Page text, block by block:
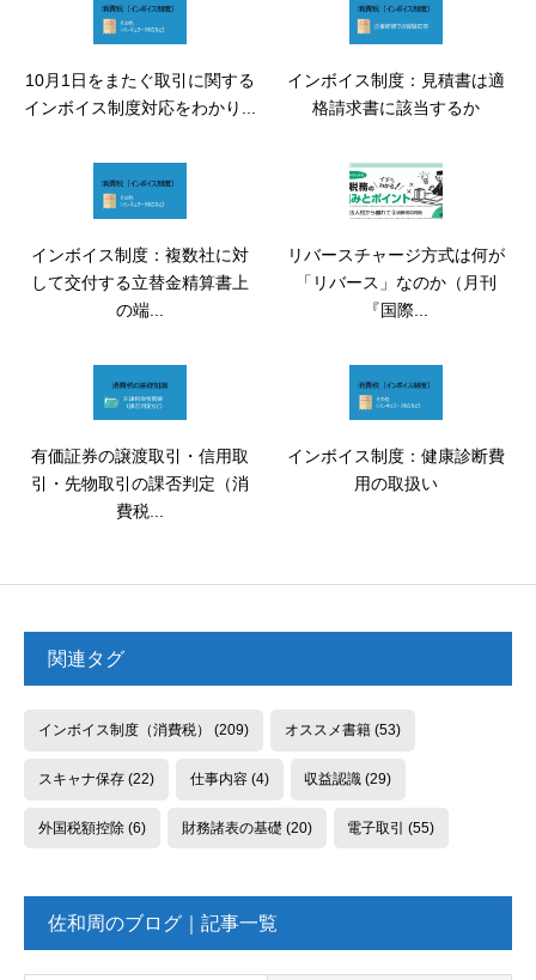
10月1日をまたぐ取引に関する
インボイス制度対応をわかり...
インボイス制度：見積書は適
格請求書に該当するか
インボイス制度：複数社に対
して交付する立替金精算書上
の端...
リバースチャージ方式は何が
「リバース」なのか（月刊
『国際...
有価証券の譲渡取引・信用取
引・先物取引の課否判定（消
費税...
インボイス制度：健康診断費
用の取扱い
関連タグ
インボイス制度（消費税） (209) オススメ書籍(53)
スキャナ保存(22) 仕事内容(4) 収益認識 (29)
外国税額控除(6) 財務諸表の基礎 (20) 電子取引 (55)
佐和周のブログ｜記事一覧